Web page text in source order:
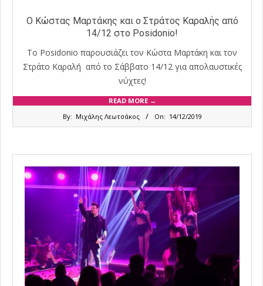
Ο Κώστας Μαρτάκης και ο Στράτος Καραλής από
14/12 στο Posidonio!
Το Posidonio παρουσιάζει τον Κώστα Μαρτάκη και τον
Στράτο Καραλή από το Σάββατο 14/12 για απολαυστικές
νύχτες!
READ MORE →
By: Μιχάλης Λεωτσάκος On: 14/12/2019